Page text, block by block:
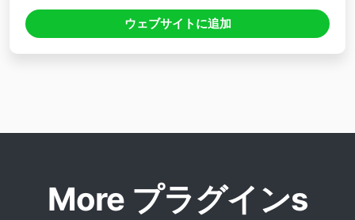
ウェブサイトに追加
More プラグインs